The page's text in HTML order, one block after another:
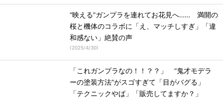
“映える”ガンプラを連れてお花見へ…… 満開の
桜と機体のコラボに「え、マッチしすぎ」「違
和感ない」絶賛の声
(2025/4/30)
「これガンプラなの！！？？」 “鬼才モデラ
ーの塗装方法”がスゴすぎて「目がバグる」
「テクニックやば」「販売してますか？」